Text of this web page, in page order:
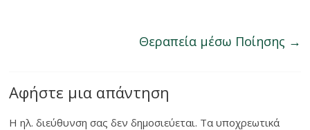
Θεραπεία μέσω Ποίησης →
Αφήστε μια απάντηση
Η ηλ. διεύθυνση σας δεν δημοσιεύεται. Τα υποχρεωτικά